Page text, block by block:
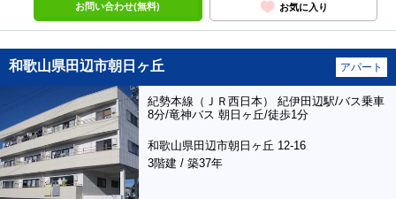
お問い合わせ(無料) お気に入り
和歌山県田辺市朝日ヶ丘 アパート
紀勢本線（ＪＲ西日本） 紀伊田辺駅/バス乗車
8分/竜神バス 朝日ヶ丘/徒歩1分
和歌山県田辺市朝日ヶ丘 12-16
3階建 / 築37年